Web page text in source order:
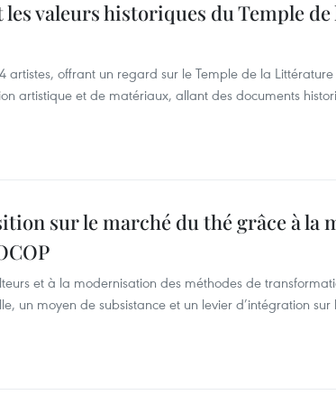
valeurs historiques du Temple de
artistes, offrant un regard sur le Temple de la
artistique et de matériaux, allant des documents
sur le marché du thé grâce à la
et à la modernisation des méthodes de
un moyen de subsistance et un levier d’intégration sur